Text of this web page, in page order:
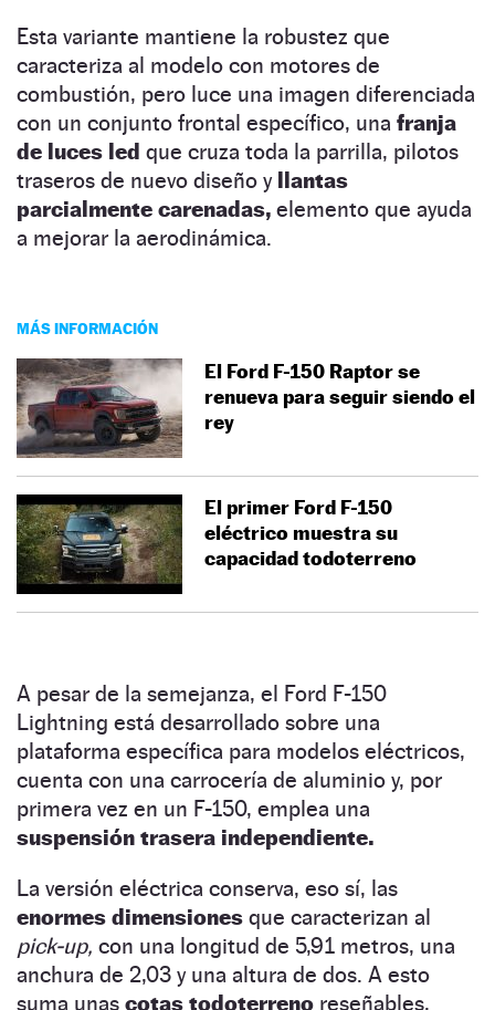
Esta variante mantiene la robustez que
caracteriza al modelo con motores de
combustión, pero luce una imagen diferenciada
con un conjunto frontal específico, una franja
de luces led que cruza toda la parrilla, pilotos
traseros de nuevo diseño y llantas
parcialmente carenadas, elemento que ayuda
a mejorar la aerodinámica.
MÁS INFORMACIÓN
El Ford F-150 Raptor se
renueva para seguir siendo el
rey
El primer Ford F-150
eléctrico muestra su
capacidad todoterreno
A pesar de la semejanza, el Ford F-150
Lightning está desarrollado sobre una
plataforma específica para modelos eléctricos,
cuenta con una carrocería de aluminio y, por
primera vez en un F-150, emplea una
suspensión trasera independiente.
La versión eléctrica conserva, eso sí, las
enormes dimensiones que caracterizan al
pick-up, con una longitud de 5,91 metros, una
anchura de 2,03 y una altura de dos. A esto
suma unas cotas todoterreno reseñables,